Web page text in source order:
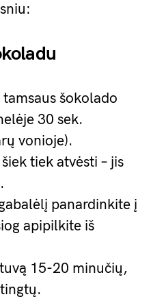
šokolado
30 sek.
vonioje).
tiek atvėsti – jis
panardinkite į
apipilkite iš
15-20 minučių,